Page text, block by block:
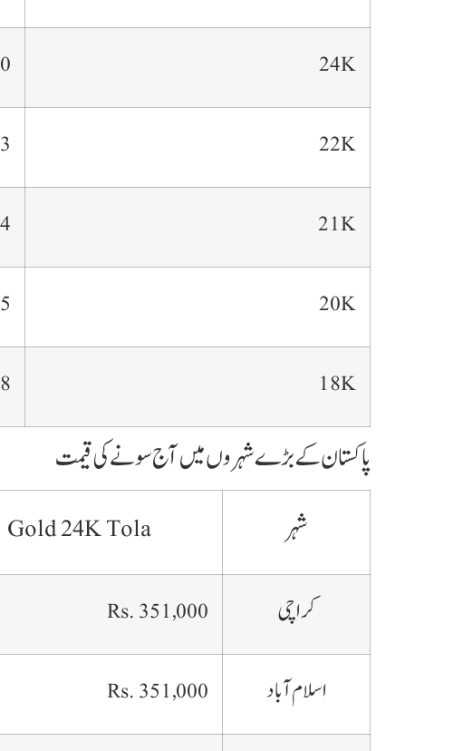
24K
22K
21K
20K
18K
پاکستان کے بڑے شہروں میں آج سونے کی قیمت
شہر
Gold 24K Tola
کراچی Rs. 351,000
اسلام آباد Rs. 351,000